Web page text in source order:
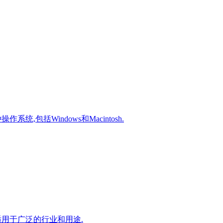
作系统,包括Windows和Macintosh.
于广泛的行业和用途.